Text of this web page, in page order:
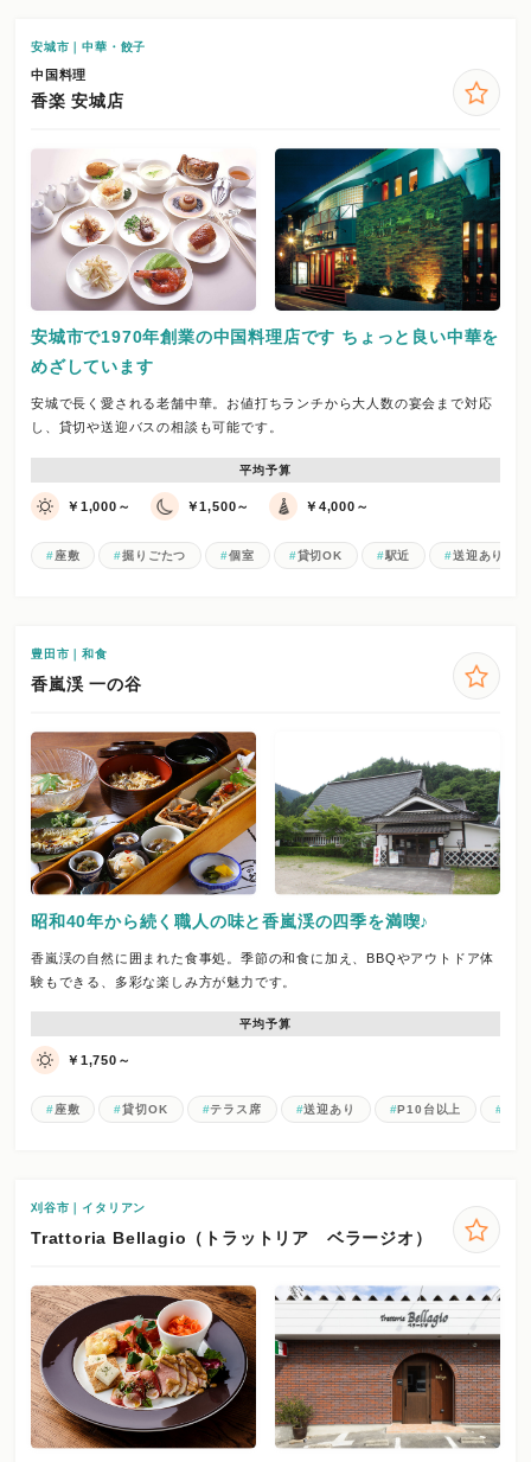
安城市｜中華・餃子
中国料理
香楽 安城店
安城市で1970年創業の中国料理店です ちょっと良い中華を
めざしています
安城で長く愛される老舗中華。お値打ちランチから大人数の宴会まで対応
し、貸切や送迎バスの相談も可能です。
平均予算
￥1,000～ ￥1,500～ ￥4,000～
座敷 掘りごたつ 個室 貸切OK 駅近 送迎あり
豊田市｜和食
香嵐渓 一の谷
昭和40年から続く職人の味と香嵐渓の四季を満喫♪
香嵐渓の自然に囲まれた食事処。季節の和食に加え、BBQやアウトドア体
験もできる、多彩な楽しみ方が魅力です。
平均予算
￥1,750～
座敷 貸切OK テラス席 送迎あり P10台以上
刈谷市｜イタリアン
Trattoria Bellagio（トラットリア ベラージオ）